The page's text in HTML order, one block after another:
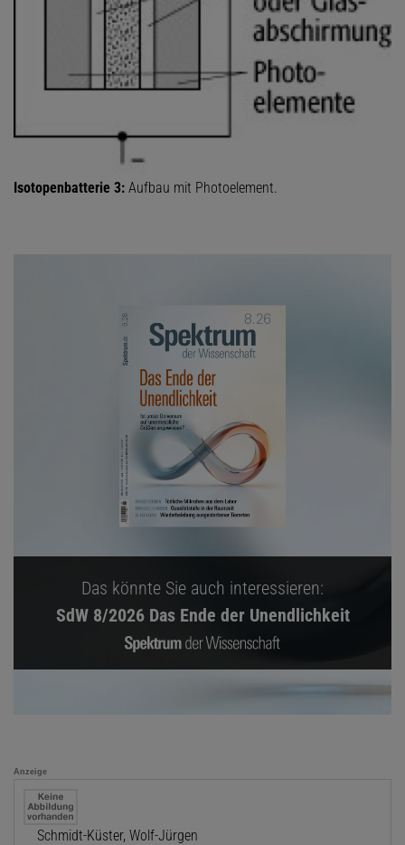
Isotopenbatterie 3: Aufbau mit Photoelement.
Das könnte Sie auch interessieren:
SdW 8/2026 Das Ende der Unendlichkeit
Anzeige
Schmidt-Küster, Wolf-Jürgen